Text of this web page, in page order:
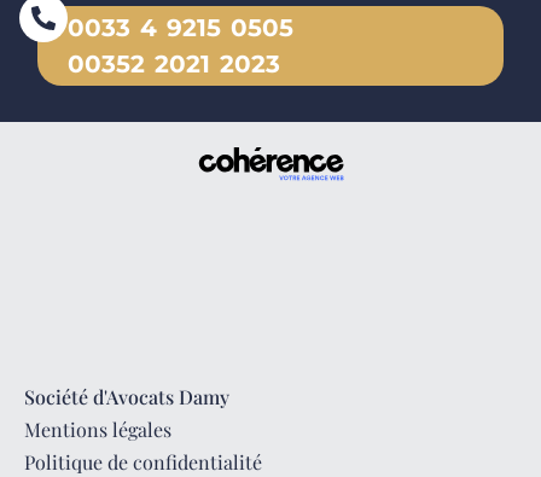
0033 4 9215 0505
00352 2021 2023